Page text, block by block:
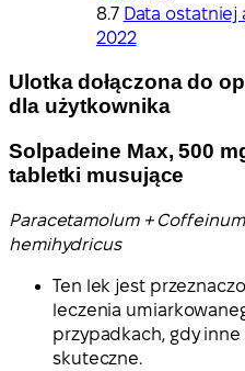
Data ostatniej
2022
Ulotka dołączona do
dla użytkownika
Solpadeine Max, 500
tabletki musujące
Paracetamolum +
hemihydricus
Ten lek jest
leczenia
przypadkach, gdy
skuteczne.